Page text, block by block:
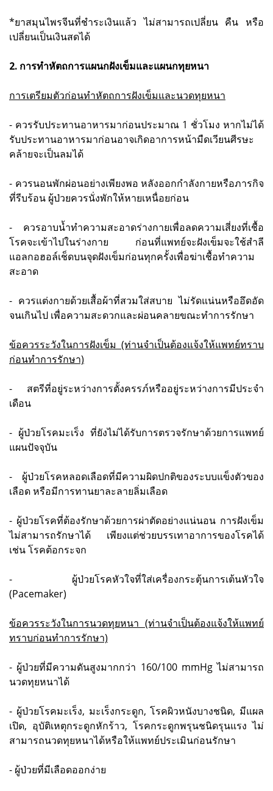
*ยาสมุนไพรจีนที่ชำระเงินแล้ว ไม่สามารถเปลี่ยน คืน หรือ
เปลี่ยนเป็นเงินสดได้
2. การทำหัตถการแผนกฝังเข็มและแผนกทุยหนา
การเตรียมตัวก่อนทำหัตถการฝังเข็มและนวดทุยหนา
- ควรรับประทานอาหารมาก่อนประมาณ 1 ชั่วโมง หากไม่ได้
รับประทานอาหารมาก่อนอาจเกิดอาการหน้ามืดเวียนศีรษะ
คล้ายจะเป็นลมได้
- ควรนอนพักผ่อนอย่างเพียงพอ หลังออกกำลังกายหรือภารกิจ
ที่รีบร้อน ผู้ป่วยควรนั่งพักให้หายเหนื่อยก่อน
- ควรอาบน้ำทำความสะอาดร่างกายเพื่อลดความเสี่ยงที่เชื้อ
โรคจะเข้าไปในร่างกาย ก่อนที่แพทย์จะฝังเข็มจะใช้สำลี
แอลกอฮอล์เช็ดบนจุดฝังเข็มก่อนทุกครั้งเพื่อฆ่าเชื้อทำความ
สะอาด
- ควรแต่งกายด้วยเสื้อผ้าที่สวมใส่สบาย ไม่รัดแน่นหรืออึดอัด
จนเกินไป เพื่อความสะดวกและผ่อนคลายขณะทำการรักษา
ข้อควรระวังในการฝังเข็ม (ท่านจำเป็นต้องแจ้งให้แพทย์ทราบ
ก่อนทำการรักษา)
- สตรีที่อยู่ระหว่างการตั้งครรภ์หรืออยู่ระหว่างการมีประจำ
เดือน
- ผู้ป่วยโรคมะเร็ง ที่ยังไม่ได้รับการตรวจรักษาด้วยการแพทย์
แผนปัจจุบัน
- ผู้ป่วยโรคหลอดเลือดที่มีความผิดปกติของระบบแข็งตัวของ
เลือด หรือมีการทานยาละลายลิ่มเลือด
- ผู้ป่วยโรคที่ต้องรักษาด้วยการผ่าตัดอย่างแน่นอน การฝังเข็ม
ไม่สามารถรักษาได้ เพียงแต่ช่วยบรรเทาอาการของโรคได้
เช่น โรคต้อกระจก
- ผู้ป่วยโรคหัวใจที่ใส่เครื่องกระตุ้นการเต้นหัวใจ
(Pacemaker)
ข้อควรระวังในการนวดทุยหนา (ท่านจำเป็นต้องแจ้งให้แพทย์
ทราบก่อนทำการรักษา)
- ผู้ป่วยที่มีความดันสูงมากกว่า 160/100 mmHg ไม่สามารถ
นวดทุยหนาได้
- ผู้ป่วยโรคมะเร็ง, มะเร็งกระดูก, โรคผิวหนังบางชนิด, มีแผล
เปิด, อุบัติเหตุกระดูกหักร้าว, โรคกระดูกพรุนชนิดรุนแรง ไม่
สามารถนวดทุยหนาได้หรือให้แพทย์ประเมินก่อนรักษา
- ผู้ป่วยที่มีเลือดออกง่าย